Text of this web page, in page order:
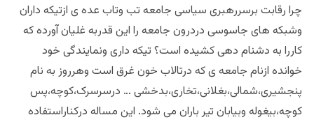
چرا رقابت برسررهبری سیاسی جامعه تب وتاب عده ی ازتیکه داران
وشبکه های جاسوسی دردرون جامعه را این قدربه غلیان آورده که
کاررا به دشنام دهی کشیده است؟ تیکه داری ونمایندگی خود
خوانده ازنام جامعه ی که درتالاب خون غرق است وهرروز به نام
پنجشیری،شمالی،بغلانی،تخاری،بدخشی … درسرسرک،کوچه،پس
کوچه،بیغوله وبیابان تیر باران می شود. این مساله درکناراستفاده